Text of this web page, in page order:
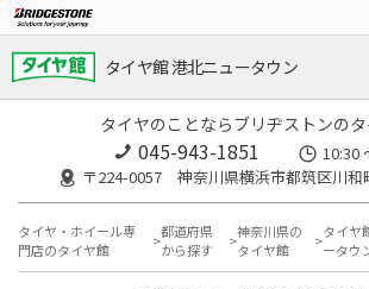
タイヤ館 港北ニュータウン
タイヤのことならブリヂストンの
045-943-1851
10:30
〒224-0057 神奈川県横浜市都筑区川和
タイヤ・ホイール専
門店のタイヤ館
都道府県
から探す
神奈川県の
タイヤ館
タイヤ
ータウ